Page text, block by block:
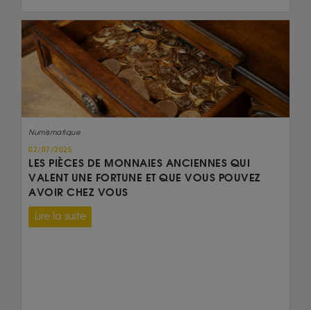
Numismatique
02/07/2025
LES PIÈCES DE MONNAIES ANCIENNES QUI
VALENT UNE FORTUNE ET QUE VOUS POUVEZ
AVOIR CHEZ VOUS
Lire la suite